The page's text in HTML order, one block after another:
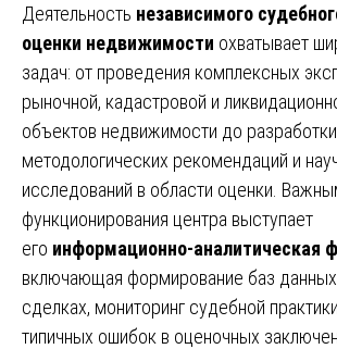
Деятельность независимого
оценки недвижимости охватывает
задач: от проведения комплексных
рыночной, кадастровой и
объектов недвижимости до разработки
методологических рекомендаций и
исследований в области оценки.
функционирования центра выступает
его информационно-аналитическая
включающая формирование баз
сделках, мониторинг судебной
типичных ошибок в оценочных